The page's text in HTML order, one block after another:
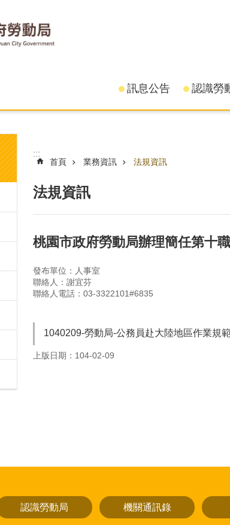
訊息公告 認識勞
:::
首頁 業務資訊 法規資訊
法規資訊
桃園市政府勞動局辦理簡任第十
發布單位：人事室
聯絡人：謝宜芬
聯絡人電話：03-3322101#6835
1040209-勞動局-公務員赴大陸地區作業規範
上版日期：104-02-09
認識勞動局 機關通訊錄